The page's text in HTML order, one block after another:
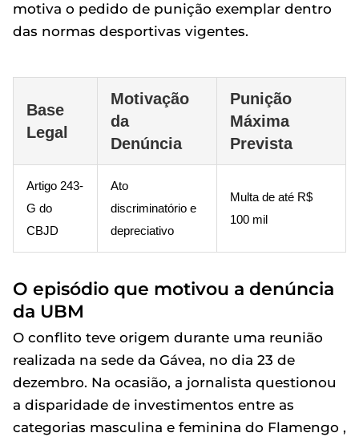
motiva o pedido de punição exemplar dentro
das normas desportivas vigentes.
Base
Legal
Motivação
da
Denúncia
Punição
Máxima
Prevista
Artigo 243-
G do
CBJD
Ato
discriminatório e
depreciativo
Multa de até R$
100 mil
O episódio que motivou a denúncia
da UBM
O conflito teve origem durante uma reunião
realizada na sede da Gávea, no dia 23 de
dezembro. Na ocasião, a jornalista questionou
a disparidade de investimentos entre as
categorias masculina e feminina do Flamengo ,